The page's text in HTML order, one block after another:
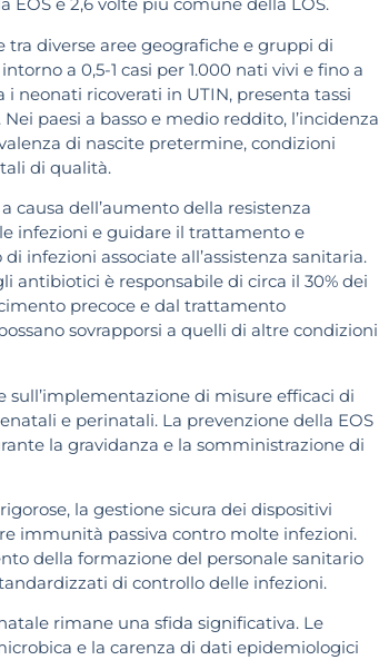
è 2,6 volte più comune della LOS.
diverse aree geografiche e gruppi di
a 0,5-1 casi per 1.000 nati vivi e fino a
neonati ricoverati in UTIN, presenta tassi
paesi a basso e medio reddito, l’incidenza
di nascite pretermine, condizioni
di qualità.
causa dell’aumento della resistenza
infezioni e guidare il trattamento e
infezioni associate all’assistenza sanitaria.
antibiotici è responsabile di circa il 30% dei
precoce e dal trattamento
sovrapporsi a quelli di altre condizioni
di misure efficaci di
e perinatali. La prevenzione della EOS
la gravidanza e la somministrazione di
la gestione sicura dei dispositivi
immunità passiva contro molte infezioni.
della formazione del personale sanitario
di controllo delle infezioni.
rimane una sfida significativa. Le
e la carenza di dati epidemiologici